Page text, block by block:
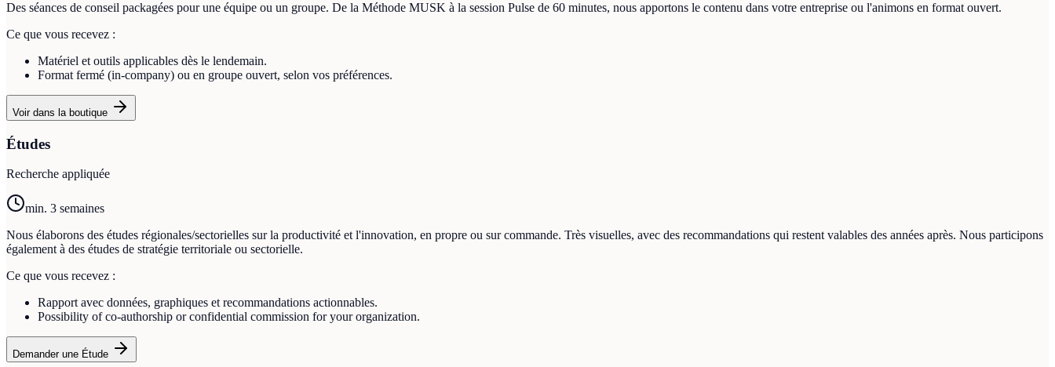
Des séances de conseil packagées pour une équipe ou un groupe. De la Méthode MUSK à la session Pulse de 60 minutes, nous apportons le contenu dans votre entreprise ou l'animons en format ouvert.
Ce que vous recevez :
Matériel et outils applicables dès le lendemain.
Format fermé (in-company) ou en groupe ouvert, selon vos préférences.
Voir dans la boutique
Études
Recherche appliquée
min. 3 semaines
Nous élaborons des études régionales/sectorielles sur la productivité et l'innovation, en propre ou sur commande. Très visuelles, avec des recommandations qui restent valables des années après. Nous participons
également à des études de stratégie territoriale ou sectorielle.
Ce que vous recevez :
Rapport avec données, graphiques et recommandations actionnables.
Possibility of co-authorship or confidential commission for your organization.
Demander une Étude